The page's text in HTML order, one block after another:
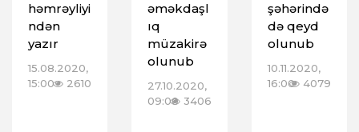
həmrəyliyi
ndən
yazır
15.08.2020,
15:00
2610
əməkdaşl
ıq
müzakirə
olunub
27.10.2020,
09:003406
şəhərində
də qeyd
olunub
10.11.2020,
16:00 4079